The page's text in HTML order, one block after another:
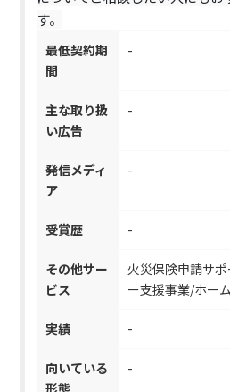
す。
最低契約期
間
-
主な取り扱
い広告
-
発信メディ
ア
-
受賞歴 -
その他サー
ビス
火災保険申請サ
ー支援事業/ホー
実績 -
向いている
形態
-